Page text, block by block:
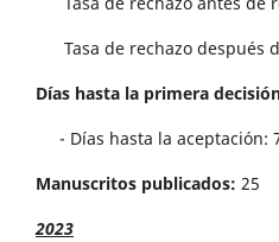
Tasa de rechazo después
Días hasta la primera
- Días hasta la aceptación:
Manuscritos publicados: 25
2023